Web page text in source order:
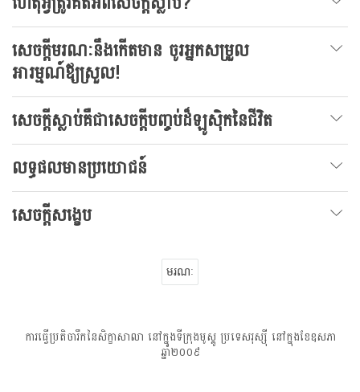
សេចក្តីមរណៈនឹងកើតមាន ចូរអ្នកសម្រួល
អារម្មណ៍ឪ្យស្រួល!
សេចក្តីស្លាប់គឺជាសេចក្តីបញ្ចប់ដ៏ឡូសុិកនៃជីវិត
លទ្ធផលមានប្រយោជន៍
សេចក្តីសង្ខេប
មរណៈ
ការធ្វើប្រតិចារឹកនៃសិក្ខាសាលា នៅក្នុងទីក្រុងមូស្គូ ប្រទេសរុស្សុី នៅក្នុងខែឧសភា
ឆ្នាំ២០០៩